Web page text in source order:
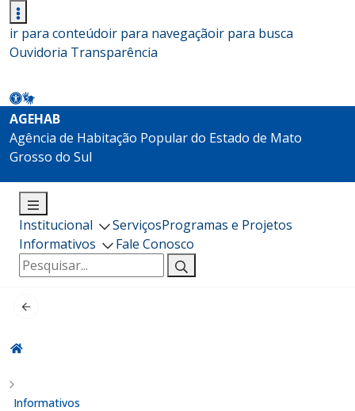
ir para conteúdoir para navegaçãoir para busca
Ouvidoria Transparência
AGEHAB
Agência de Habitação Popular do Estado de Mato
Grosso do Sul
Institucional ServiçosProgramas e Projetos
Informativos
Fale Conosco
Pesquisar
por:
Informativos